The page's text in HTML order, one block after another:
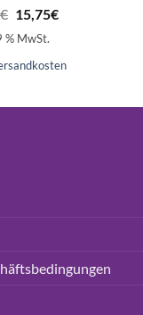
€ Ursprünglicher
Preis
16,99€
15,75€Aktueller
15,75€.
% MwSt.